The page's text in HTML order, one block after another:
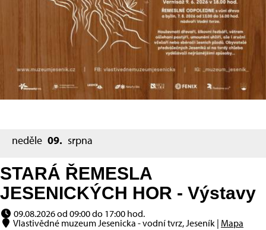
neděle 09. srpna
STARÁ ŘEMESLA
JESENICKÝCH HOR - Výstavy
09.08.2026 od 09:00 do 17:00 hod.
Vlastivědné muzeum Jesenicka - vodní tvrz, Jeseník | Mapa